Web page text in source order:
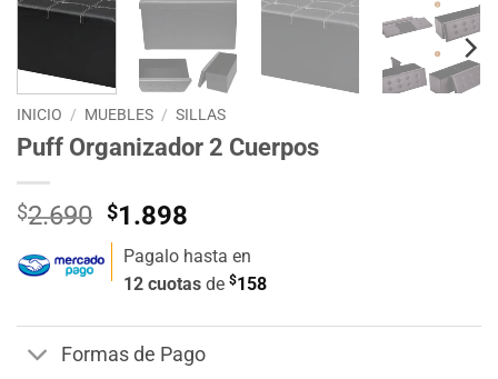
INICIO / MUEBLES / SILLAS
Puff Organizador 2 Cuerpos
$2.690 El
precio
original
era:
$2.690.
$1.898
actual
es:
$1.898.
Pagalo hasta en
12 cuotas de $158
Formas de Pago